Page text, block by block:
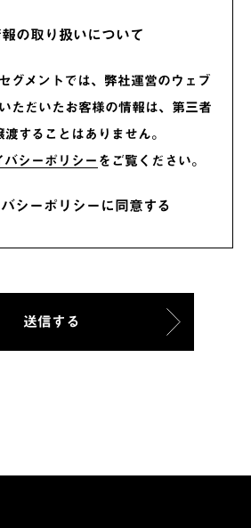
の取り扱いについて
グメントでは、弊社運営のウェブ
ただいたお客様の情報は、第三者
渡することはありません。
バシーポリシー をご覧ください。
シーポリシーに同意する